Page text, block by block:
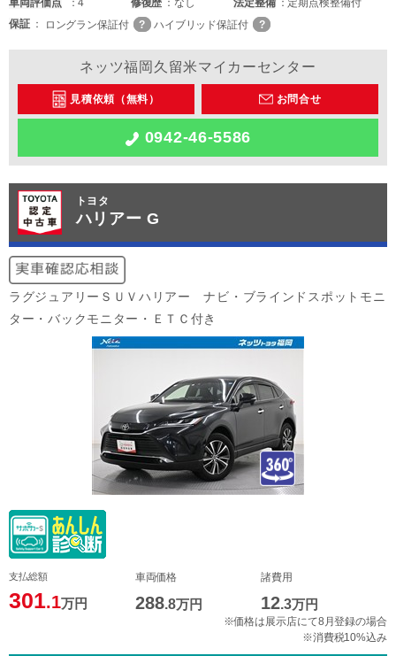
保証
ロングラン保証付 ハイブリッド保証付
ネッツ福岡久留米マイカーセンター
見積依頼（無料） お問合せ
0942-46-5586
トヨタ
ハリアー G
ラグジュアリーＳＵＶハリアー ナビ・ブラインドスポットモニ
ター・バックモニター・ＥＴＣ付き
支払総額
301.1万円
車両価格
288.8万円
諸費用
12.3万円
※価格は展示店にて8月登録の場合
※消費税10%込み